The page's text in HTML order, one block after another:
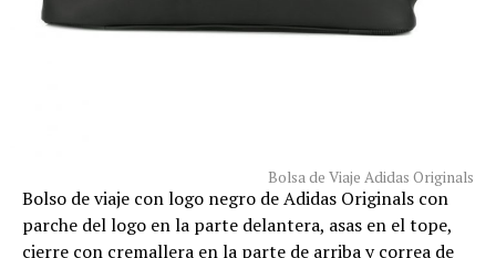
Bolsa de Viaje Adidas Originals
Bolso de viaje con logo negro de Adidas Originals con
parche del logo en la parte delantera, asas en el tope,
cierre con cremallera en la parte de arriba y correa de